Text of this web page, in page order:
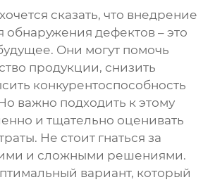
сказать, что внедрение
обнаружения дефектов – это
Они могут помочь
продукции, снизить
конкурентоспособность
важно подходить к этому
и тщательно оценивать
Не стоит гнаться за
и сложными решениями.
вариант, который